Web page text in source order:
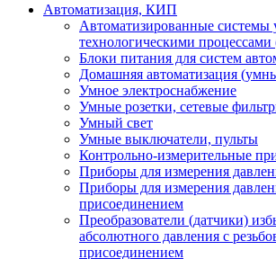
Автоматизация, КИП
Автоматизированные системы
технологическими
Блоки питания для систем
Домашняя автоматизация
Умное электроснабжение
Умные розетки, сетевые
Умный свет
Умные выключатели, пульты
Контрольно-измерительные
Приборы для измерения
Приборы для измерения
присоединением
Преобразователи (датчики)
абсолютного давления с
присоединением